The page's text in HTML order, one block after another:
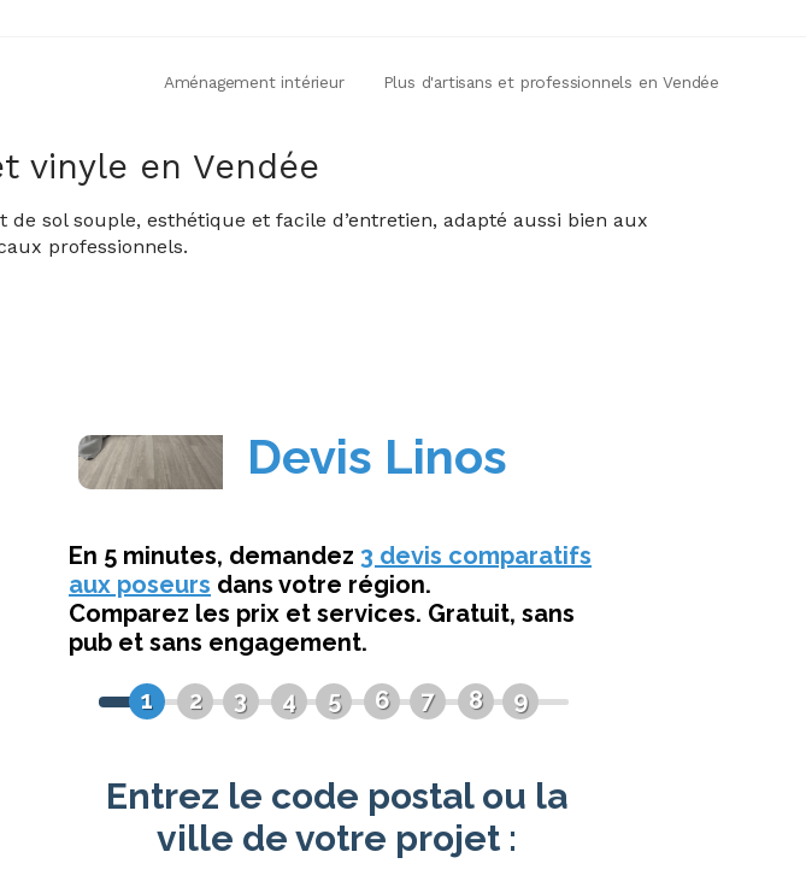
Aménagement intérieur Plus d'artisans et professionnels en Vendée
vinyle en Vendée
sol souple, esthétique et facile d’entretien, adapté aussi bien aux
professionnels.